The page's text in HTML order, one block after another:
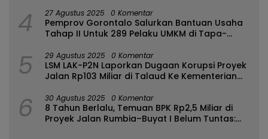
4 27 Agustus 2025 0 Komentar
Pemprov Gorontalo Salurkan Bantuan Usaha
Tahap II Untuk 289 Pelaku UMKM di Tapa-
5 29 Agustus 2025 0 Komentar
LSM LAK-P2N Laporkan Dugaan Korupsi Proyek
Jalan Rp103 Miliar di Talaud Ke Kementerian
6 30 Agustus 2025 0 Komentar
8 Tahun Berlalu, Temuan BPK Rp2,5 Miliar di
Proyek Jalan Rumbia–Buyat I Belum Tuntas: